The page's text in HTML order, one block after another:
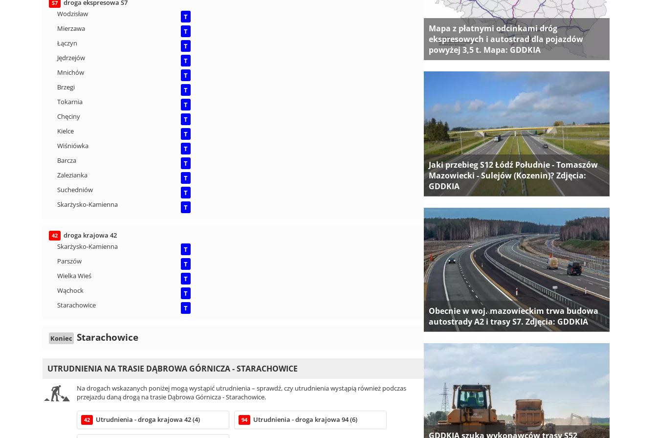
S7
droga ekspresowa S7
Wodzisław
T
Mierzawa
T
Łączyn
T
Jędrzejów
T
Mnichów
T
Brzegi
T
Tokarnia
T
Chęciny
T
Kielce
T
Wiśniówka
T
Barcza
T
Zalezianka
T
Suchedniów
T
Skarżysko-Kamienna
T
42
droga krajowa 42
Skarżysko-Kamienna
T
Parszów
T
Wielka Wieś
T
Wąchock
T
Starachowice
T
Koniec Starachowice
UTRUDNIENIA NA TRASIE DĄBROWA GÓRNICZA - STARACHOWICE
Na drogach wskazanych poniżej mogą wystąpić utrudnienia – sprawdź, czy utrudnienia wystąpią również podczas
przejazdu daną drogą na trasie Dąbrowa Górnicza - Starachowice.
42 Utrudnienia - droga krajowa 42 (4) 94 Utrudnienia - droga krajowa 94 (6)
Mapa z płatnymi odcinkami dróg
ekspresowych i autostrad dla pojazdów
powyżej 3,5 t. Mapa: GDDKIA
Jaki przebieg S12 Łódź Południe - Tomaszów
Mazowiecki - Sulejów (Kozenin)? Zdjęcia:
GDDKIA
Obecnie w woj. mazowieckim trwa budowa
autostrady A2 i trasy S7. Zdjęcia: GDDKIA
GDDKIA szuka wykonawców trasy S52